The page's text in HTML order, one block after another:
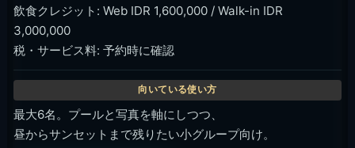
飲食クレジット: Web IDR 1,600,000 / Walk-in IDR
3,000,000
税・サービス料: 予約時に確認
最大6名。プールと写真を軸にしつつ、
昼からサンセットまで残りたい小グループ向け。